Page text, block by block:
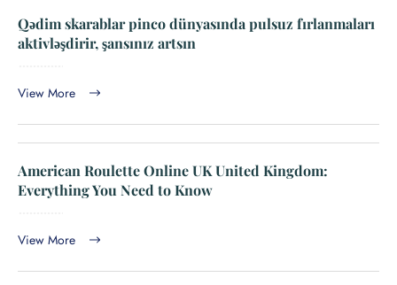
Qədim skarablar pinco dünyasında pulsuz fırlanmaları
aktivləşdirir, şansınız artsın
View More
American Roulette Online UK United Kingdom:
Everything You Need to Know
View More